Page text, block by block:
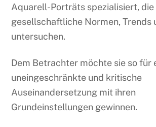
Aquarell-Porträts spezialisiert, die
gesellschaftliche Normen, Trends
untersuchen.
Dem Betrachter möchte sie so für
uneingeschränkte und kritische
Auseinandersetzung mit ihren
Grundeinstellungen gewinnen.